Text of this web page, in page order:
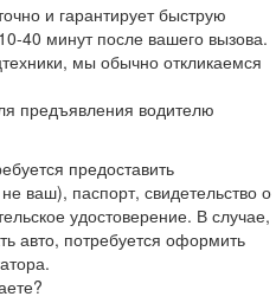
и гарантирует быструю
40 минут после вашего вызова.
мы обычно откликаемся
предъявления водителю
предоставить
ваш), паспорт, свидетельство о
удостоверение. В случае,
авто, потребуется оформить